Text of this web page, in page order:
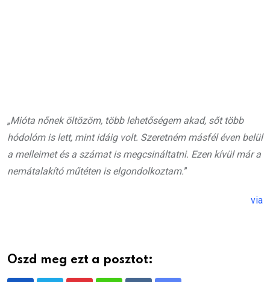
„Mióta nőnek öltözöm, több lehetőségem akad, sőt több
hódolóm is lett, mint idáig volt. Szeretném másfél éven belül
a melleimet és a számat is megcsináltatni. Ezen kívül már a
nemátalakító műtéten is elgondolkoztam.”
via
Oszd meg ezt a posztot: